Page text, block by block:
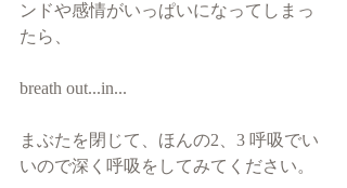
ンドや感情がいっぱいになってしまっ
たら、
breath out...in...
まぶたを閉じて、ほんの2、3 呼吸でい
いので深く呼吸をしてみてください。